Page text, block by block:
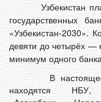
Узбекистан
государственных
«Узбекистан‑2030».
девяти до четырёх —
минимум одного
В настоящее
находятся НБУ,